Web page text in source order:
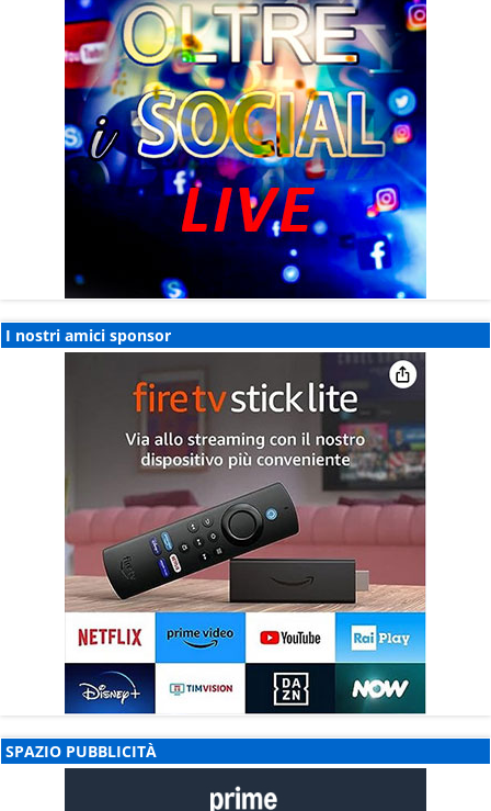
I nostri amici sponsor
SPAZIO PUBBLICITÀ